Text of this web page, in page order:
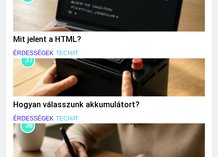
Mit jelent a HTML?
ÉRDESSÉGEK TECH/IT
37
Hogyan válasszunk akkumulátort?
ÉRDESSÉGEK TECH/IT
38